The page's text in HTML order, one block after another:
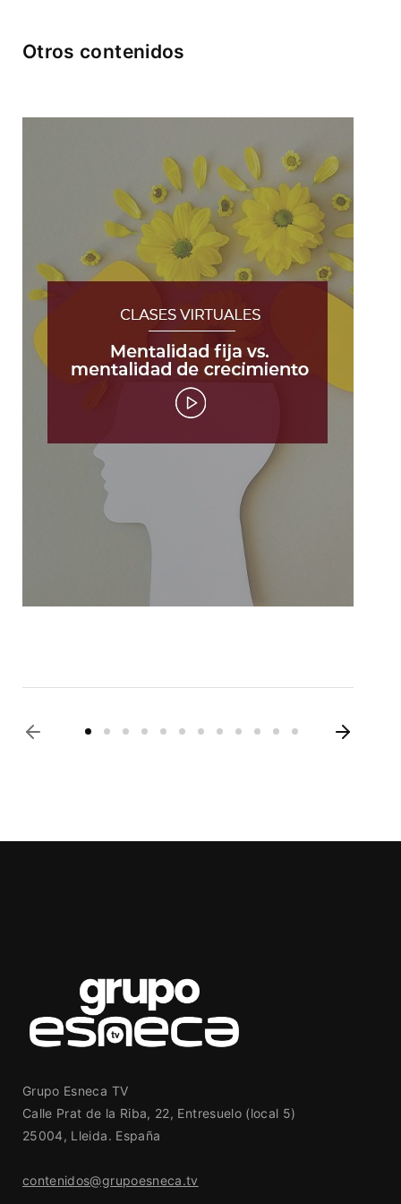
Otros contenidos
Grupo Esneca TV
Calle Prat de la Riba, 22, Entresuelo (local 5)
25004, Lleida. España
contenidos@grupoesneca.tv